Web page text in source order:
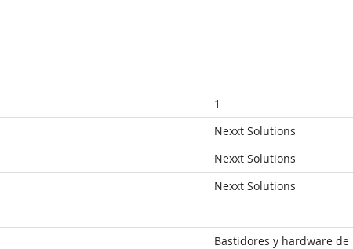
1
Nexxt Solutions
Nexxt Solutions
Nexxt Solutions
Bastidores y hardware